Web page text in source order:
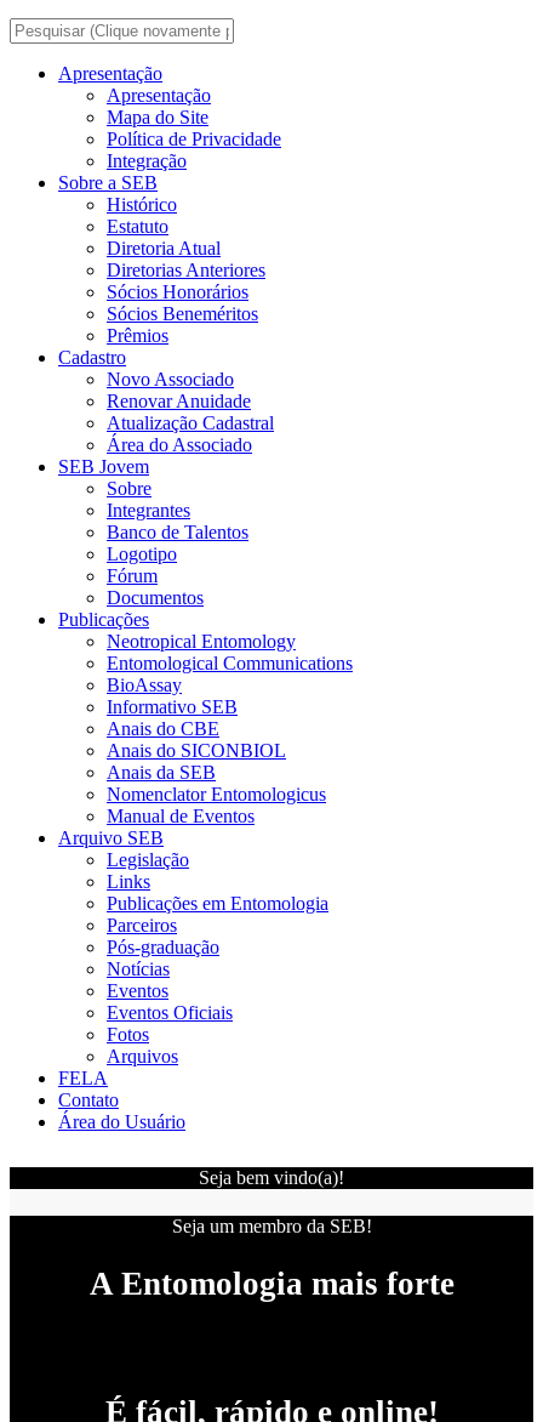
Apresentação
Apresentação
Mapa do Site
Política de Privacidade
Integração
Sobre a SEB
Histórico
Estatuto
Diretoria Atual
Diretorias Anteriores
Sócios Honorários
Sócios Beneméritos
Prêmios
Cadastro
Novo Associado
Renovar Anuidade
Atualização Cadastral
Área do Associado
SEB Jovem
Sobre
Integrantes
Banco de Talentos
Logotipo
Fórum
Documentos
Publicações
Neotropical Entomology
Entomological Communications
BioAssay
Informativo SEB
Anais do CBE
Anais do SICONBIOL
Anais da SEB
Nomenclator Entomologicus
Manual de Eventos
Arquivo SEB
Legislação
Links
Publicações em Entomologia
Parceiros
Pós-graduação
Notícias
Eventos
Eventos Oficiais
Fotos
Arquivos
FELA
Contato
Área do Usuário
Seja bem vindo(a)!
Seja um membro da SEB!
A Entomologia mais forte
É fácil, rápido e online!